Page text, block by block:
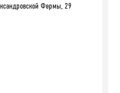
Фермы, 29